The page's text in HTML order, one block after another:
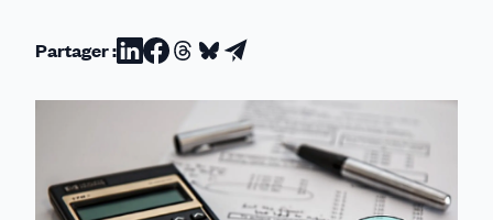
Partager :Partager
sur
Linkedin
Partager
sur
Facebook
Partager
sur
Threads
Partager
sur
Bluesky
Partager
par
email